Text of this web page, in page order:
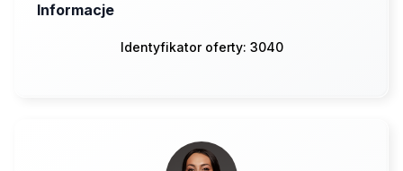
Informacje
Identyfikator oferty: 3040